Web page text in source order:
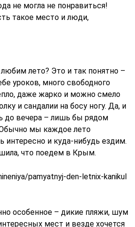
не могла не понравиться!
такое место и люди,
лето? Это и так понятно –
уроков, много свободного
даже жарко и можно смело
и сандалии на босу ногу. Да, и
до вечера – лишь бы рядом
мы каждое лето
интересно и куда-нибудь ездим.
что поедем в Крым.
pamyatnyj-den-letnix-kanikul
особенное – дикие пляжи, шум
мест и везде хочется